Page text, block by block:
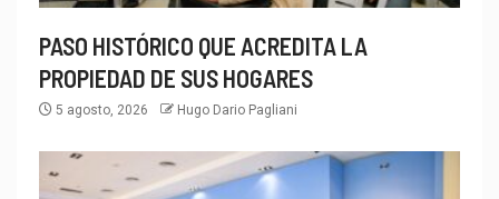
PASO HISTÓRICO QUE ACREDITA LA
PROPIEDAD DE SUS HOGARES
5 agosto, 2026 Hugo Dario Pagliani